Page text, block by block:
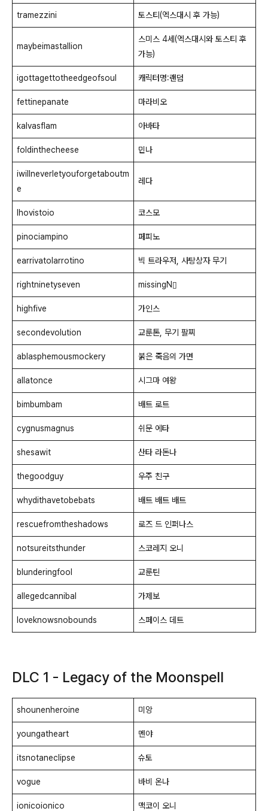
tramezzini 토스티(엑스대시 후 가능)
maybeimastallion
스미스 4세(엑스대시와 토스티 후
가능)
igottagettotheedgeofsoul 캐릭터명:랜덤
fettinepanate 마라비오
kalvasflam 아바타
foldinthecheese 민나
iwillneverletyouforgetaboutm
e
레다
lhovistoio 코스모
pinociampino 페피노
earrivatolarrotino 빅 트라우저, 사탕상자 무기
rightninetyseven missingN▯
highfive 가인스
secondevolution 교룬톤, 무기 팔찌
ablasphemousmockery 붉은 죽음의 가면
allatonce 시그마 여왕
bimbumbam 배트 로트
cygnusmagnus 쉬문 에타
shesawit 산타 라돈나
thegoodguy 우주 친구
whydithavetobebats 배트 배트 배트
rescuefromtheshadows 로즈 드 인퍼나스
notsureitsthunder 스코레지 오니
blunderingfool 교룬틴
allegedcannibal 가제보
loveknowsnobounds 스페이스 데트
DLC 1 - Legacy of the Moonspell
shounenheroine 미앙
youngatheart 멘야
itsnotaneclipse 슈토
vogue 바비 온나
ionicoionico 맥코이 오니